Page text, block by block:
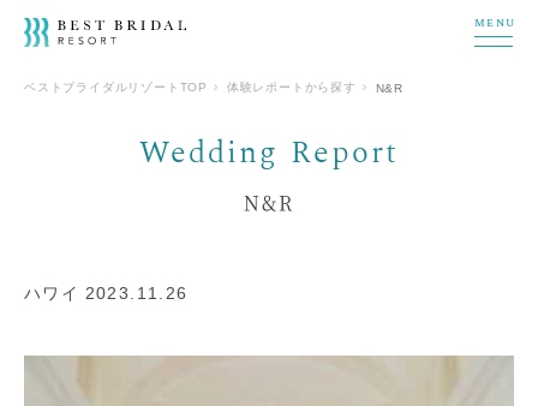
MENU
ベストブライダルリゾートTOP 体験レポートから探す N&R
N&R
ハワイ 2023.11.26